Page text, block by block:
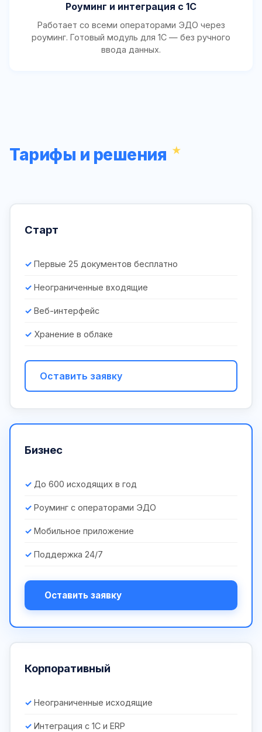
Роуминг и интеграция с 1С
Работает со всеми операторами ЭДО через
роуминг. Готовый модуль для 1С — без ручного
ввода данных.
Тарифы и решения
Старт
Первые 25 документов бесплатно
Неограниченные входящие
Веб-интерфейс
Хранение в облаке
Оставить заявку
Бизнес
До 600 исходящих в год
Роуминг с операторами ЭДО
Мобильное приложение
Поддержка 24/7
Оставить заявку
Корпоративный
Неограниченные исходящие
Интеграция с 1С и ERP